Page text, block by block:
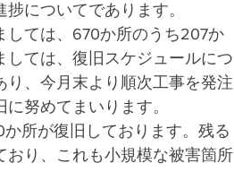
についてであります。
ては、670か所のうち207か
ては、復旧スケジュールにつ
、今月末より順次工事を発注
努めてまいります。
所が復旧しております。残る
り、これも小規模な被害箇所